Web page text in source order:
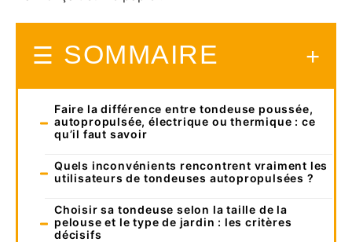
SOMMAIRE
Faire la différence entre tondeuse poussée,
autopropulsée, électrique ou thermique : ce
qu’il faut savoir
Quels inconvénients rencontrent vraiment les
utilisateurs de tondeuses autopropulsées ?
Choisir sa tondeuse selon la taille de la
pelouse et le type de jardin : les critères
décisifs